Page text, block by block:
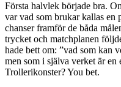
Första halvlek började bra.
var vad som brukar kallas en
chanser framför de båda
trycket och matchplanen
hade bett om: ”vad som kan
men som i själva verket är
Trollerikonster? You bet.